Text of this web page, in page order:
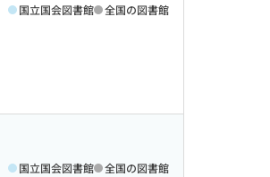
国立国会図書館 全国の図書館
国立国会図書館 全国の図書館